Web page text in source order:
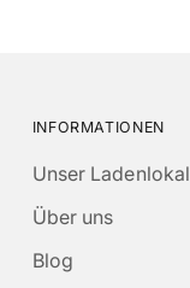
INFORMATIONEN
Unser Ladenlokal
Über uns
Blog